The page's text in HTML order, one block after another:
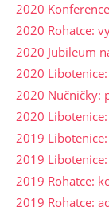
2020
2020 Rohatce:
2020 Jubileum
2020
2020 Nučničky:
2020
2019
2019
2019 Rohatce:
2019 Rohatce: